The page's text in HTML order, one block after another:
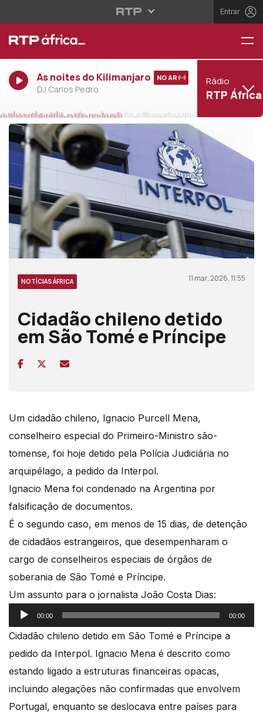
Entrar
As noites do Kilimanjaro
DJ Carlos Pedro
NO AR Rádio
RTP África
NOTÍCIAS ÁFRICA 11 mar, 2026, 11:55
Cidadão chileno detido
em São Tomé e Príncipe
Um cidadão chileno, Ignacio Purcell Mena,
conselheiro especial do Primeiro-Ministro são-
tomense, foi hoje detido pela Polícia Judiciária no
arquipélago, a pedido da Interpol.
Ignacio Mena foi condenado na Argentina por
falsificação de documentos.
É o segundo caso, em menos de 15 dias, de detenção
de cidadãos estrangeiros, que desempenharam o
cargo de conselheiros especiais de órgãos de
soberania de São Tomé e Príncipe.
Um assunto para o jornalista João Costa Dias:
Reprodutor
de
00:00 00:00
Cidadão chileno detido em São Tomé e Príncipe a
pedido da Interpol. Ignacio Mena é descrito como
estando ligado a estruturas financeiras opacas,
incluindo alegações não confirmadas que envolvem
Portugal, enquanto se deslocava entre países para